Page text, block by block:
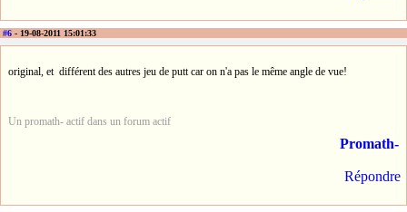
#6 - 19-08-2011 15:01:33
original, et différent des autres jeu de putt car on n'a pas le même angle de vue!
Un promath- actif dans un forum actif
Promath-
Répondre